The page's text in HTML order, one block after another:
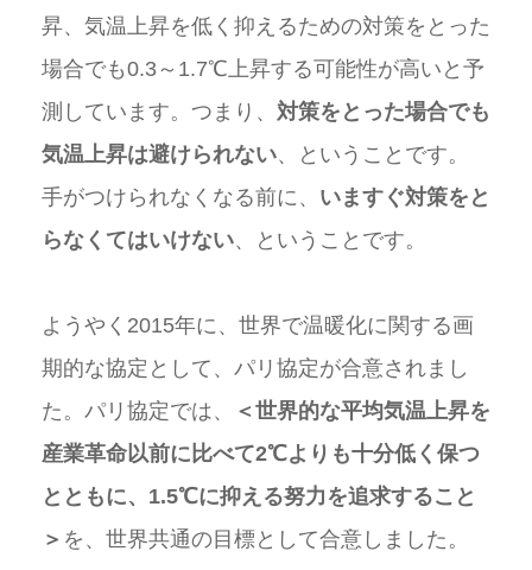
昇、気温上昇を低く抑えるための対策をとった
場合でも0.3～1.7℃上昇する可能性が高いと予
測しています。つまり、 対策をとった場合でも
気温上昇は避けられない、ということです。
手がつけられなくなる前に、 いますぐ対策をと
らなくてはいけない、ということです。
ようやく2015年に、世界で温暖化に関する画
期的な協定として、パリ協定が合意されまし
た。パリ協定では、
＜世界的な平均気温上昇を
産業革命以前に比べて2℃よりも十分低く保つ
とともに、1.5℃に抑える努力を追求すること
＞ を、世界共通の目標として合意しました。